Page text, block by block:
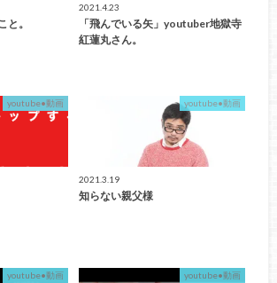
と。
2021.4.23
「飛んでいる矢」youtuber地獄寺
紅蓮丸さん。
youtube•動画 youtube•動画
2021.3.19
知らない親父様
youtube•動画 youtube•動画